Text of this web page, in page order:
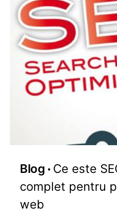
Blog
Ce este
complet pentru
web